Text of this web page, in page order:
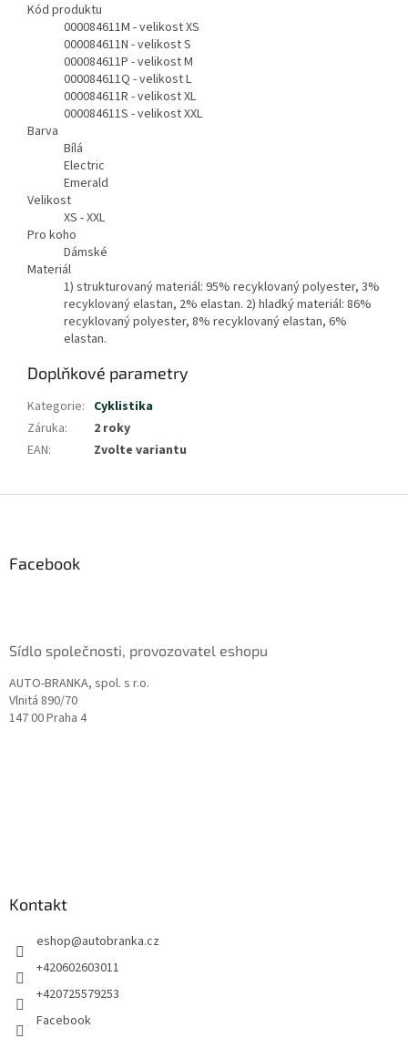
Kód produktu
000084611M - velikost XS
000084611N - velikost S
000084611P - velikost M
000084611Q - velikost L
000084611R - velikost XL
000084611S - velikost XXL
Barva
Bílá
Electric
Emerald
Velikost
XS - XXL
Pro koho
Dámské
Materiál
1) strukturovaný materiál: 95% recyklovaný polyester, 3%
recyklovaný elastan, 2% elastan. 2) hladký materiál: 86%
recyklovaný polyester, 8% recyklovaný elastan, 6%
elastan.
Doplňkové parametry
Kategorie: Cyklistika
Záruka:
2 roky
EAN: Zvolte variantu
Facebook
Sídlo společnosti, provozovatel eshopu
AUTO-BRANKA, spol. s r.o.
Vlnitá 890/70
147 00 Praha 4
Kontakt
eshop@autobranka.cz
+420602603011
+420725579253
Facebook